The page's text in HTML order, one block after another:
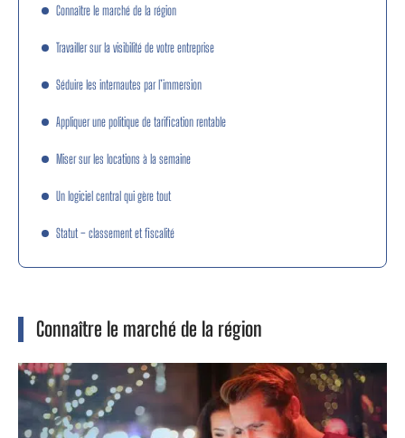
Connaître le marché de la région
Travailler sur la visibilité de votre entreprise
Séduire les internautes par l’immersion
Appliquer une politique de tarification rentable
Miser sur les locations à la semaine
Un logiciel central qui gère tout
Statut – classement et fiscalité
Connaître le marché de la région